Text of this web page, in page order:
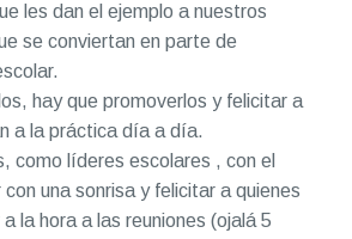
les dan el ejemplo a nuestros
se conviertan en parte de
hay que promoverlos y felicitar a
a la práctica día a día.
como líderes escolares , con el
una sonrisa y felicitar a quienes
la hora a las reuniones (ojalá 5